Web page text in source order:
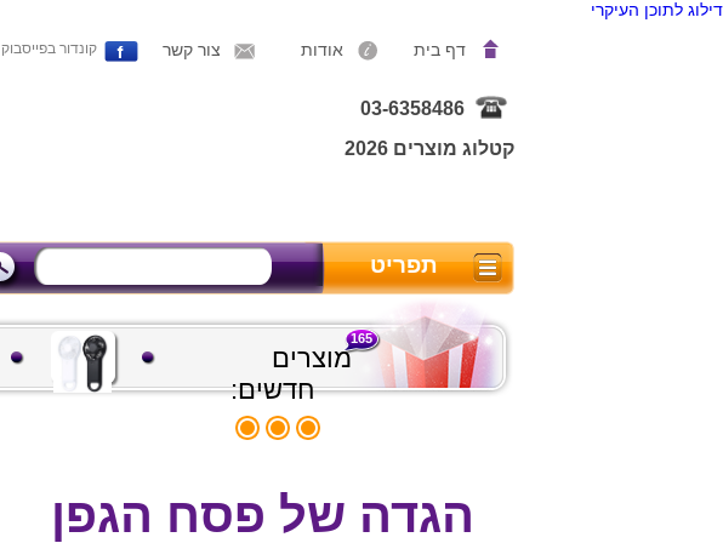
דילוג לתוכן העיקרי
דף בית אודות צור קשר קונדור בפייסבוק
03-6358486
קטלוג מוצרים 2026
תפריט
מוצרים
חדשים:
165
הגדה של פסח הגפן